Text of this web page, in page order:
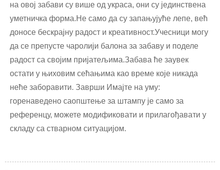
на овој забави су више од украса, они су јединствена
уметничка форма.Не само да су запањујуће лепе, већ
доносе бескрајну радост и креативност.Учесници могу
да се препусте чаролији балона за забаву и поделе
радост са својим пријатељима.Забава ће заувек
остати у њиховим сећањима као време које никада
неће заборавити. Заврши Имајте на уму:
горенаведено саопштење за штампу је само за
референцу, можете модификовати и прилагођавати у
складу са стварном ситуацијом.